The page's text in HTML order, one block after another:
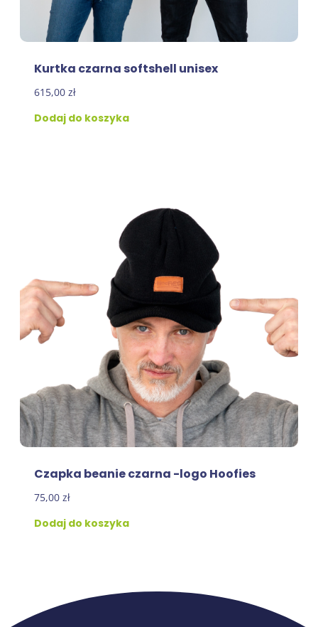
Kurtka czarna softshell unisex
615,00 zł
Dodaj do koszyka
Czapka beanie czarna -logo Hoofies
75,00 zł
Dodaj do koszyka